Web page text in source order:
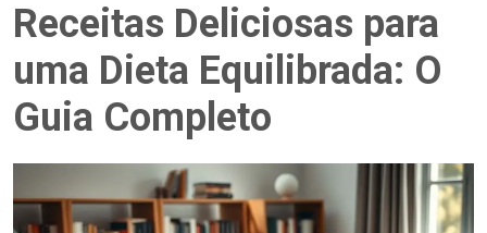
Receitas Deliciosas para
uma Dieta Equilibrada: O
Guia Completo